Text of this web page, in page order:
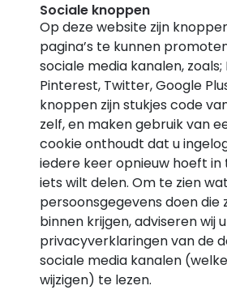
Sociale knoppen
Op deze website zijn
pagina’s te kunnen
sociale media kanalen,
Pinterest, Twitter, Google
knoppen zijn stukjes code
zelf, en maken gebruik van
cookie onthoudt dat u
iedere keer opnieuw hoeft in
iets wilt delen. Om te zien
persoonsgegevens doen die
binnen krijgen, adviseren wij
privacyverklaringen van de
sociale media kanalen
wijzigen) te lezen.